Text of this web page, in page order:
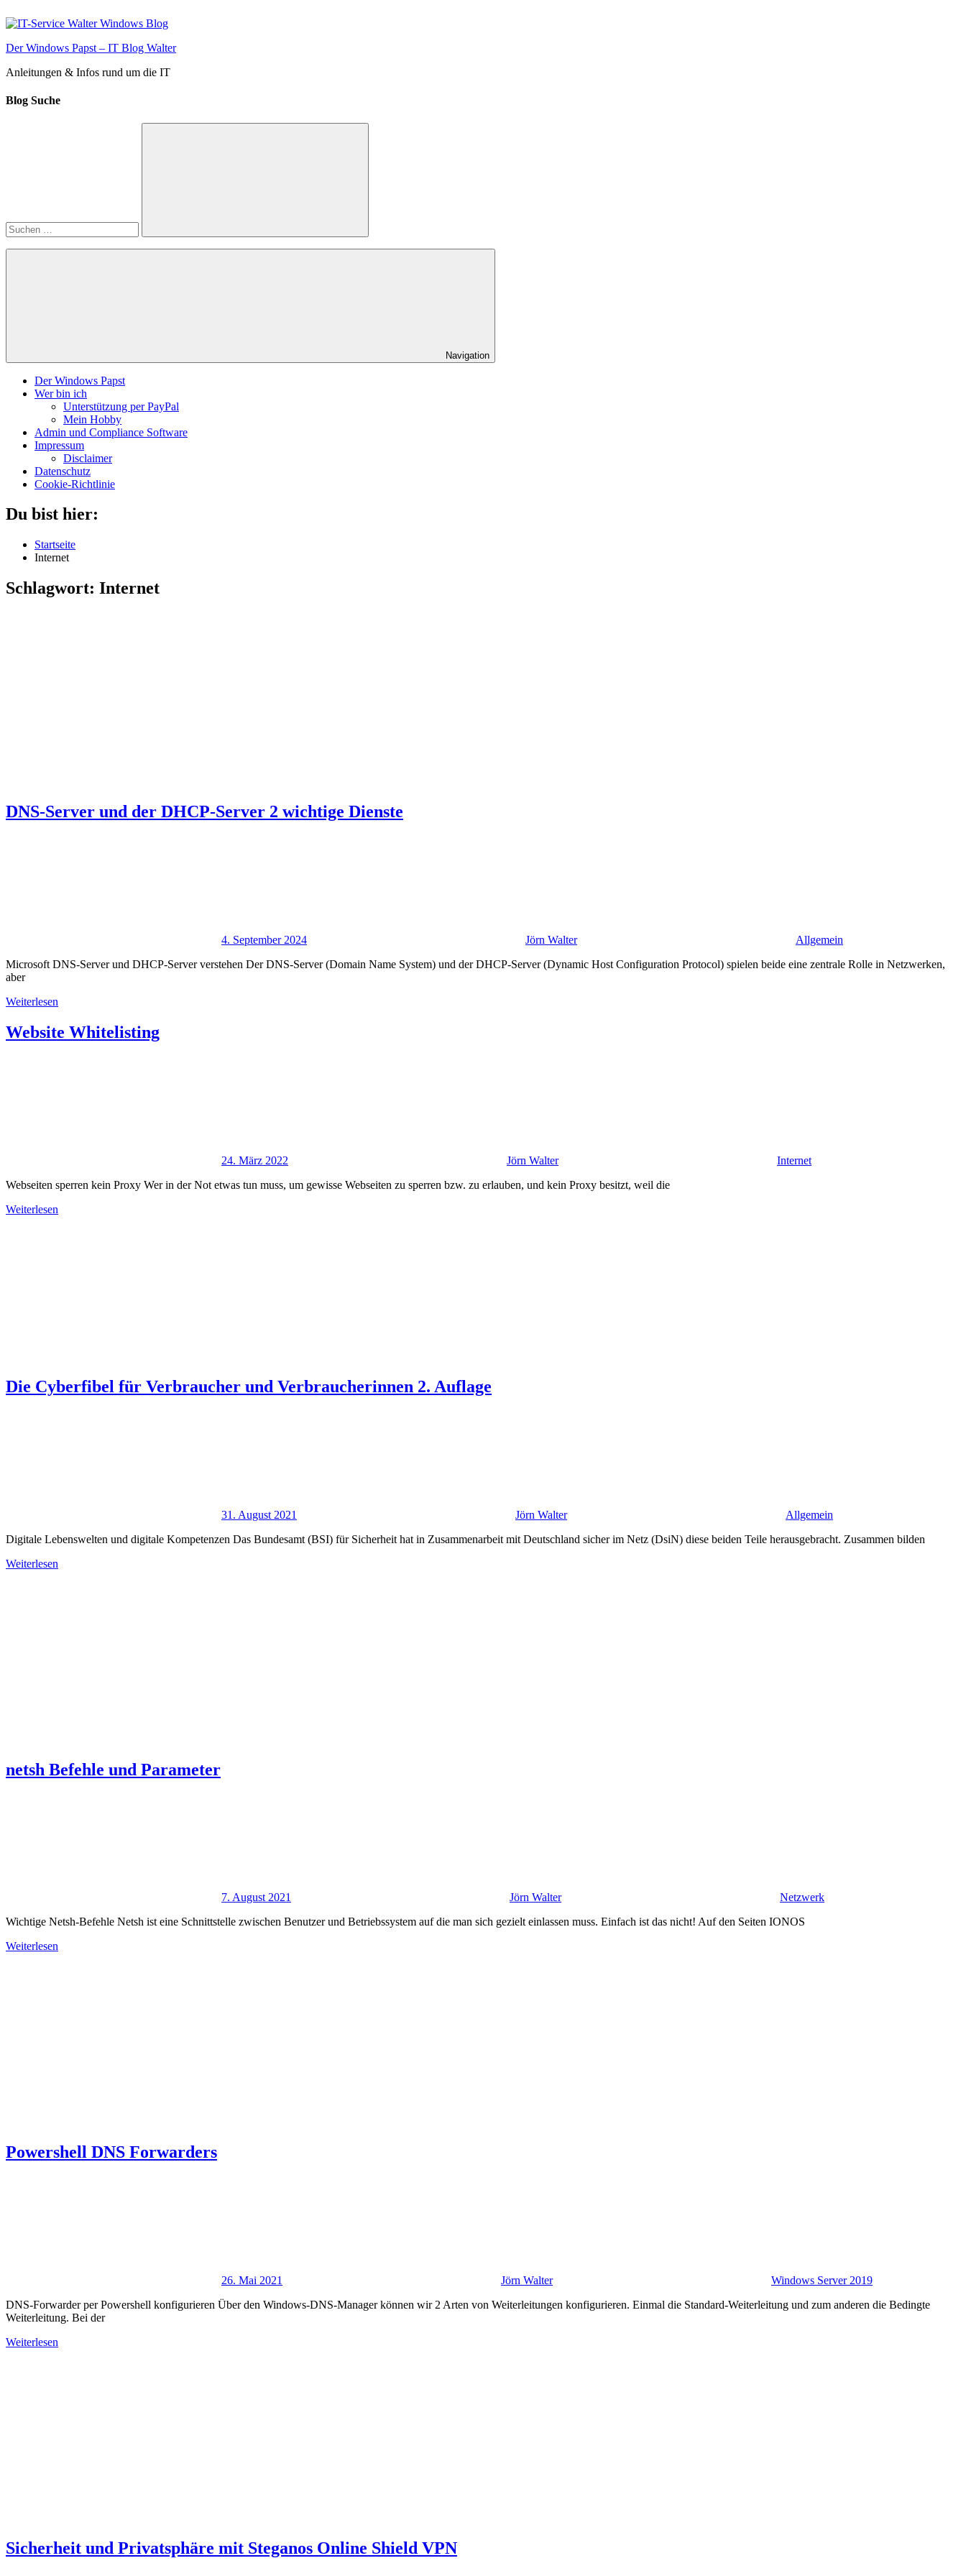
Inhalt
Der Windows Papst – IT Blog Walter
Anleitungen & Infos rund um die IT
Blog Suche
Suchen
Navigation
Der Windows Papst
Wer bin ich
Unterstützung per PayPal
Mein Hobby
Admin und Compliance Software
Impressum
Disclaimer
Datenschutz
Cookie-Richtlinie
Du bist hier:
Startseite
Internet
Schlagwort: Internet
DNS-Server und der DHCP-Server 2 wichtige Dienste
4. September 2024 Jörn Walter
Allgemein
Microsoft DNS-Server und DHCP-Server verstehen Der DNS-Server (Domain Name System) und der DHCP-Server (Dynamic Host Configuration Protocol) spielen beide eine zentrale Rolle in Netzwerken,
aber
Weiterlesen
Website Whitelisting
24. März 2022 Jörn Walter
Internet
Webseiten sperren kein Proxy Wer in der Not etwas tun muss, um gewisse Webseiten zu sperren bzw. zu erlauben, und kein Proxy besitzt, weil die
Weiterlesen
Die Cyberfibel für Verbraucher und Verbraucherinnen 2. Auflage
31. August 2021 Jörn Walter
Allgemein
Digitale Lebenswelten und digitale Kompetenzen Das Bundesamt (BSI) für Sicherheit hat in Zusammenarbeit mit Deutschland sicher im Netz (DsiN) diese beiden Teile herausgebracht. Zusammen bilden
Weiterlesen
netsh Befehle und Parameter
7. August 2021 Jörn Walter
Netzwerk
Wichtige Netsh-Befehle Netsh ist eine Schnittstelle zwischen Benutzer und Betriebssystem auf die man sich gezielt einlassen muss. Einfach ist das nicht! Auf den Seiten IONOS
Weiterlesen
Powershell DNS Forwarders
26. Mai 2021 Jörn Walter
Windows Server 2019
DNS-Forwarder per Powershell konfigurieren Über den Windows-DNS-Manager können wir 2 Arten von Weiterleitungen konfigurieren. Einmal die Standard-Weiterleitung und zum anderen die Bedingte
Weiterleitung. Bei der
Weiterlesen
Sicherheit und Privatsphäre mit Steganos Online Shield VPN